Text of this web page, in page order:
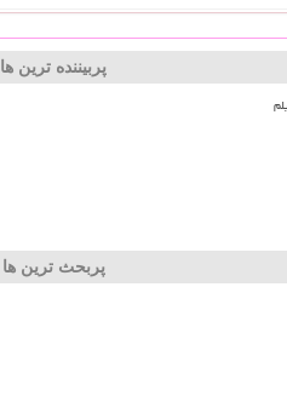
پربیننده ترین ها
پربحث ترین ها